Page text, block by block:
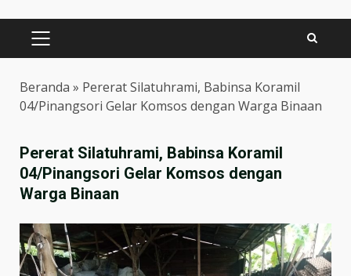
PRIMARY
MENU
Beranda » Pererat Silatuhrami, Babinsa Koramil
04/Pinangsori Gelar Komsos dengan Warga Binaan
Pererat Silatuhrami, Babinsa Koramil
04/Pinangsori Gelar Komsos dengan
Warga Binaan